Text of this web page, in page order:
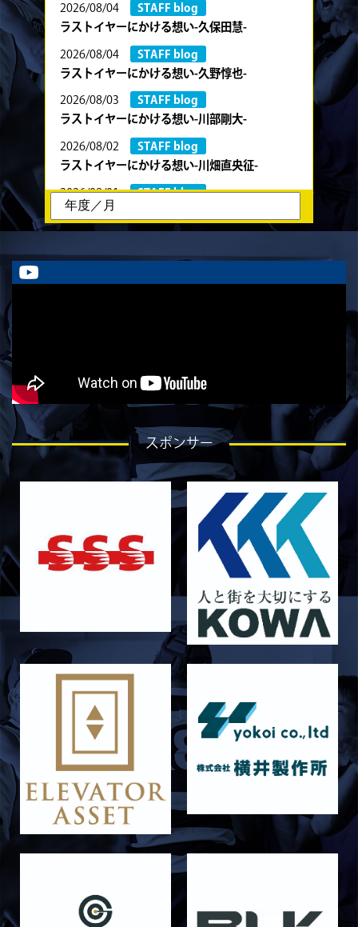
2026/08/04
STAFF blog
ラストイヤーにかける想い-久保田慧-
2026/08/04
STAFF blog
ラストイヤーにかける想い-久野惇也-
2026/08/03
STAFF blog
ラストイヤーにかける想い-川部剛大-
2026/08/02
STAFF blog
ラストイヤーにかける想い-川畑直央征-
2026/08/01
STAFF blog
ラストイヤーにかける想い-香山創祐-
ラストイヤーにかける想い-金本亮斗-
2026/07/30
STAFF blog
2026/07/27
STAFF blog
2026/07/25
STAFF blog
ラストイヤーにかける想い-芦塚悠大-
STAFF blog
ラストイヤーにかける想い-青田宗久-
6月27日 朝日大学戦
2026/06/26
STAFF blog
【Rits Familyのバトン】vol. 2 稲西輝紀
STAFF blog
2026/06/19
STAFF blog
6月20日 花園大学
2026/06/16
6月14日 島津製作所
2026/06/16
STAFF blog
6月13日 名城大学
2026/06/12
STAFF blog
【Rits Familyのバトン】vol. 1 北村瞬太郎
STAFF blog
【「イヤーブック2026」にお名前を掲載／サポ
2026/05/31
STAFF blog
5月31日 関西学院大学AB
スポンサー